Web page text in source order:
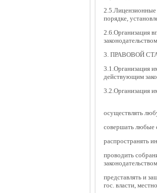
2.5.Лицензионные
порядке,
2.6.Организация
3. ПРАВОВОЙ
3.1.Организация
действующим
3.2.Организация
осуществлять
совершать любые
распространять
проводить
представлять и
гос. власти,